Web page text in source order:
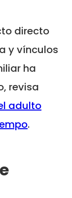
directo
y vínculos
ha
revisa
adulto
.